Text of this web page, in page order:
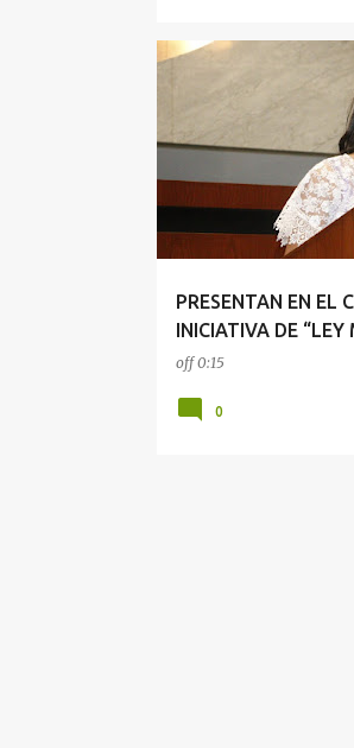
PRESENTAN EN EL
INICIATIVA DE
VIOLENCIA ÁCIDA
off0:15
0